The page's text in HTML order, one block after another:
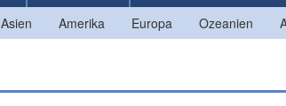
Asien Amerika Europa Ozeanien